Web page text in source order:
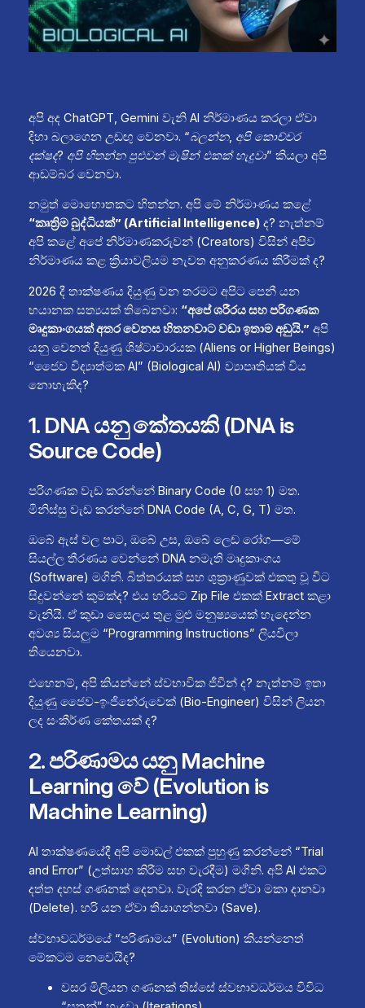
අපි අද ChatGPT, Gemini වැනි AI නිර්මාණය කරලා ඒවා
දිහා බලාගෙන උඩඟු වෙනවා. “බලන්න, අපි කොච්චර
දක්ෂද? අපි හිතන්න පුළුවන් මැෂින් එකක් හැදුවා” කියලා අපි
ආඩම්බර වෙනවා.
නමුත් මොහොතකට හිතන්න. අපි මේ නිර්මාණය කළේ
“කෘත්‍රිම බුද්ධියක්” (Artificial Intelligence)ද? නැත්නම්
අපි කළේ අපේ නිර්මාණකරුවන් (Creators) විසින් අපිව
නිර්මාණය කළ ක්‍රියාවලියම නැවත අනුකරණය කිරීමක් ද?
2026 දී තාක්ෂණය දියුණු වන තරමට අපිට පෙනී යන
භයානක සත්‍යයක් තිබෙනවා: “අපේ ශරීරය සහ පරිගණක
මෘදුකාංගයක් අතර වෙනස හිතනවාට වඩා ඉතාම අඩුයි.” අපි
යනු වෙනත් දියුණු ශිෂ්ටාචාරයක (Aliens or Higher Beings)
“ජෛව විද්‍යාත්මක AI” (Biological AI) ව්‍යාපෘතියක් විය
නොහැකිද?
1. DNA යනු කේතයකි (DNA is
Source Code)
පරිගණක වැඩ කරන්නේ Binary Code (0 සහ 1) මත.
මිනිස්සු වැඩ කරන්නේ DNA Code (A, C, G, T) මත.
ඔබේ ඇස් වල පාට, ඔබේ උස, ඔබේ ලෙඩ රෝග—මේ
සියල්ල තීරණය වෙන්නේ DNA නමැති මෘදුකාංගය
(Software) මගිනි. බිත්තරයක් සහ ශුක්‍රාණුවක් එකතු වූ විට
සිදුවන්නේ කුමක්ද? එය හරියට Zip File එකක් Extract කළා
වැනියි. ඒ කුඩා සෛලය තුළ මුළු මනුෂ්‍යයෙක් හැදෙන්න
අවශ්‍ය සියලුම “Programming Instructions” ලියවිලා
තියෙනවා.
එහෙනම්, අපි කියන්නේ ස්වභාවික ජීවීන් ද? නැත්නම් ඉතා
දියුණු ජෛව-ඉංජිනේරුවෙක් (Bio-Engineer) විසින් ලියන
ලද සංකීර්ණ කේතයක් ද?
2. පරිණාමය යනු Machine
Learning වේ (Evolution is
Machine Learning)
AI තාක්ෂණයේදී අපි මොඩල් එකක් පුහුණු කරන්නේ “Trial
and Error” (උත්සාහ කිරීම සහ වැරදීම) මගිනි. අපි AI එකට
දත්ත දහස් ගණනක් දෙනවා. වැරදි කරන ඒවා මකා දානවා
(Delete). හරි යන ඒවා තියාගන්නවා (Save).
ස්වභාවධර්මයේ “පරිණාමය” (Evolution) කියන්නෙත්
මේකටම නෙවෙයිද?
වසර මිලියන ගණනක් තිස්සේ ස්වභාවධර්මය විවිධ